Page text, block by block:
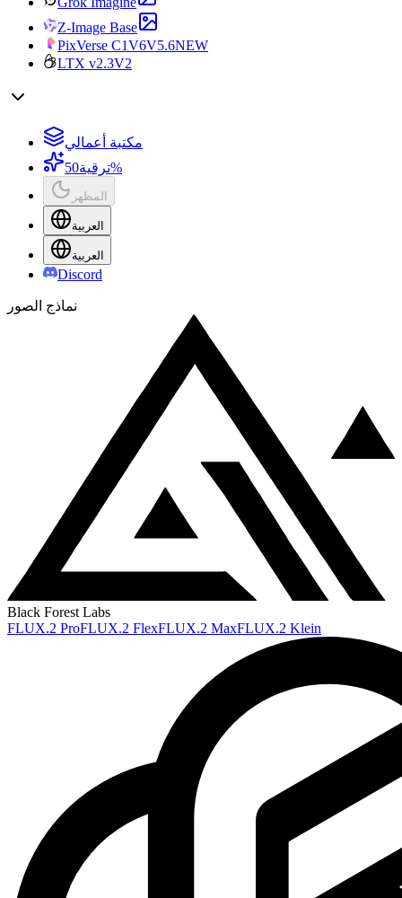
Z-Image Base
PixVerse C1V6V5.6NEW
LTX v2.3V2
مكتبة أعمالي
ترقية50%
المظهر
العربية
العربية
Discord
نماذج الصور
Black Forest Labs
FLUX.2 ProFLUX.2 FlexFLUX.2 MaxFLUX.2 Klein